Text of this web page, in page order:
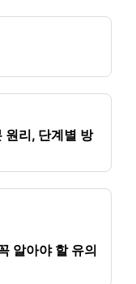
원리, 단계별 방
알아야 할 유의